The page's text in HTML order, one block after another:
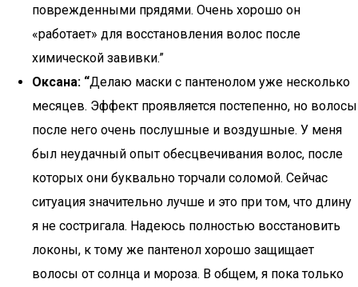
поврежденными прядями. Очень хорошо он
«работает» для восстановления волос после
химической завивки.”
Оксана: “Делаю маски с пантенолом уже несколько
месяцев. Эффект проявляется постепенно, но волосы
после него очень послушные и воздушные. У меня
был неудачный опыт обесцвечивания волос, после
которых они буквально торчали соломой. Сейчас
ситуация значительно лучше и это при том, что длину
я не состригала. Надеюсь полностью восстановить
локоны, к тому же пантенол хорошо защищает
волосы от солнца и мороза. В общем, я пока только